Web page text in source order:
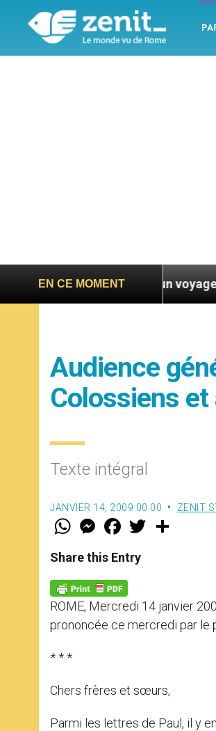
EN CE MOMENT
XIV évoque un voyage aux États-
Audience
Colossiens et
Texte intégral
JANVIER 14, 2009 00:00 ZENIT
W
t
s
p
p
M
e
s
e
g
e
r
F
a
e
b
k
w
Share this Entry
ROME, Mercredi 14 janvier
prononcée ce mercredi par le
* * *
Chers frères et sœurs,
Parmi les lettres de Paul, il y